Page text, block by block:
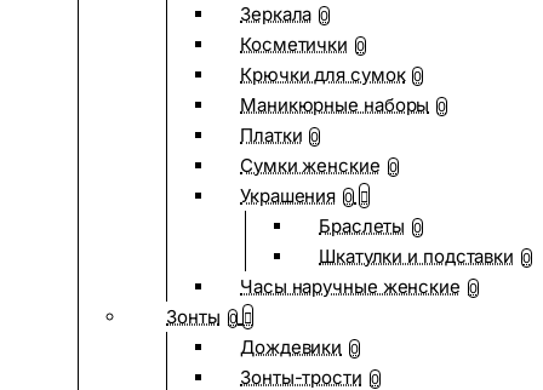
Зеркала 0
Косметички 0
Крючки для сумок 0
Маникюрные наборы 0
Платки 0
Сумки женские 0
Украшения 0
Браслеты 0
Шкатулки и подставки 0
Часы наручные женские 0
Зонты 0
Дождевики 0
Зонты-трости 0